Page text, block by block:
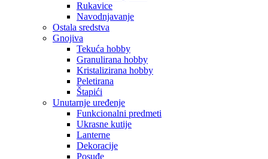
Rukavice
Navodnjavanje
Ostala sredstva
Gnojiva
Tekuća hobby
Granulirana hobby
Kristalizirana hobby
Peletirana
Štapići
Unutarnje uređenje
Funkcionalni predmeti
Ukrasne kutije
Lanterne
Dekoracije
Posuđe